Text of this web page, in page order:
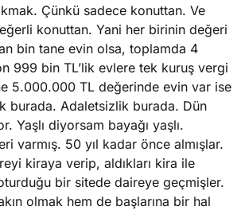
Çünkü sadece konuttan. Ve
konuttan. Yani her birinin değeri
bin tane evin olsa, toplamda 4
999 bin TL’lik evlere tek kuruş vergi
5.000.000 TL değerinde evin var ise
burada. Adaletsizlik burada. Dün
Yaşlı diyorsam bayağı yaşlı.
varmış. 50 yıl kadar önce almışlar.
kiraya verip, aldıkları kira ile
bir sitede daireye geçmişler.
olmak hem de başlarına bir hal